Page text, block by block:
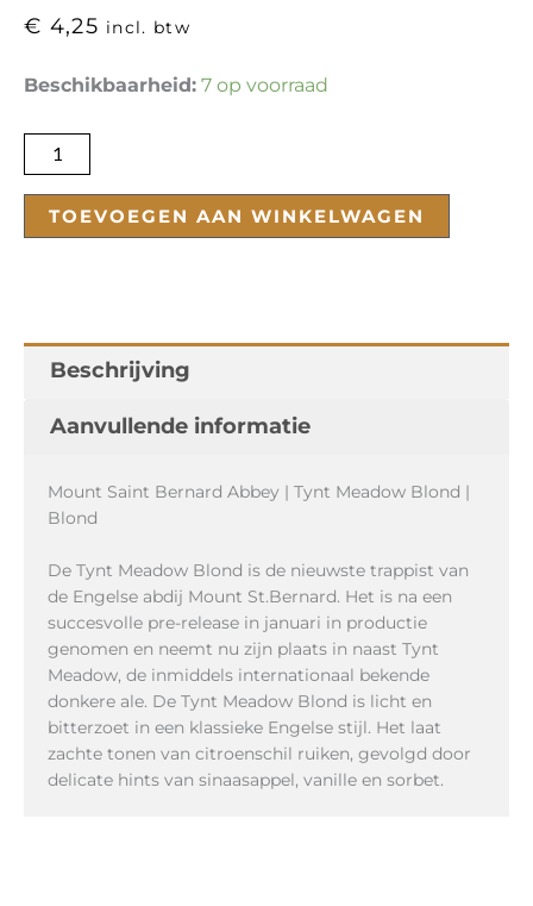
€ 4,25 incl. btw
Beschikbaarheid: 7 op voorraad
Tynt
Blond
aantal
TOEVOEGEN AAN WINKELWAGEN
Beschrijving
Aanvullende informatie
Mount Saint Bernard Abbey | Tynt Meadow Blond |
Blond
De Tynt Meadow Blond is de nieuwste trappist van
de Engelse abdij Mount St.Bernard. Het is na een
succesvolle pre-release in januari in productie
genomen en neemt nu zijn plaats in naast Tynt
Meadow, de inmiddels internationaal bekende
donkere ale. De Tynt Meadow Blond is licht en
bitterzoet in een klassieke Engelse stijl. Het laat
zachte tonen van citroenschil ruiken, gevolgd door
delicate hints van sinaasappel, vanille en sorbet.